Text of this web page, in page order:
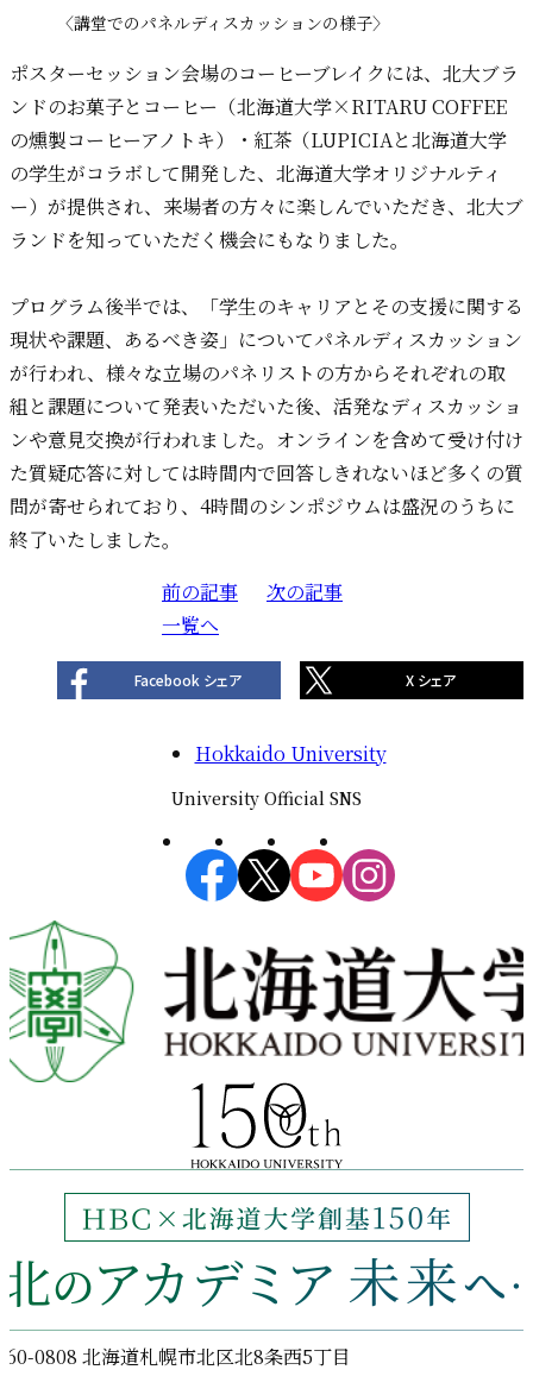
〈講堂でのパネルディスカッションの様子〉
ポスターセッション会場のコーヒーブレイクには、北大ブラ
ンドのお菓子とコーヒー（北海道大学×RITARU COFFEE
の燻製コーヒーアノトキ）・紅茶（LUPICIAと北海道大学
の学生がコラボして開発した、北海道大学オリジナルティ
ー）が提供され、来場者の方々に楽しんでいただき、北大ブ
ランドを知っていただく機会にもなりました。
プログラム後半では、「学生のキャリアとその支援に関する
現状や課題、あるべき姿」についてパネルディスカッション
が行われ、様々な立場のパネリストの方からそれぞれの取
組と課題について発表いただいた後、活発なディスカッショ
ンや意見交換が行われました。オンラインを含めて受け付け
た質疑応答に対しては時間内で回答しきれないほど多くの質
問が寄せられており、4時間のシンポジウムは盛況のうちに
終了いたしました。
投
ナ
ー
シ
ン
前の記事
一覧へ
次の記事
Facebook シェア X シェア
Hokkaido University
University Official SNS
0808 北海道札幌市北区北8条西5丁目